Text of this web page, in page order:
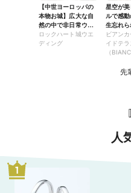
【中世ヨーロッパの
本物お城】広大な自
然の中で非日常ウエ
ディング
ロックハート城ウエ
ディング
星空が
ルで感
生忘れ
日】
ビアン
イドテラ
（
先
人
1